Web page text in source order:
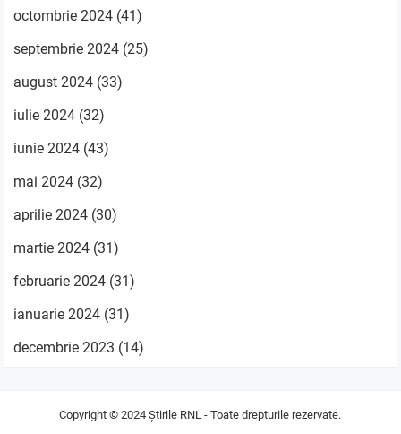
octombrie 2024 (41)
septembrie 2024 (25)
august 2024 (33)
iulie 2024 (32)
iunie 2024 (43)
mai 2024 (32)
aprilie 2024 (30)
martie 2024 (31)
februarie 2024 (31)
ianuarie 2024 (31)
decembrie 2023 (14)
Copyright © 2024Știrile RNL - Toate drepturile rezervate.